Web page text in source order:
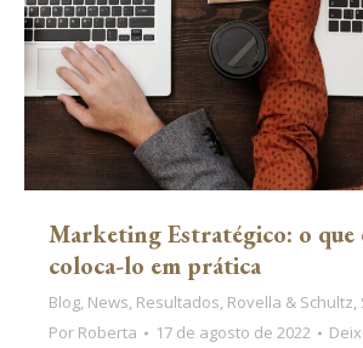
Marketing Estratégico: o que
coloca-lo em prática
Blog, News, Resultados, Rovella & Schultz,
Por Roberta 17 de agosto de 2022